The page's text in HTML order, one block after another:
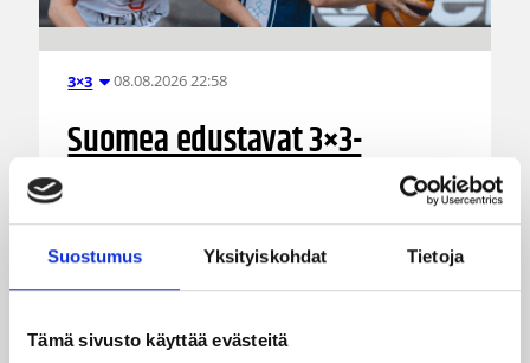
Suostumus Yksityiskohdat Tietoja
Tämä sivusto käyttää evästeitä
3×3 08.08.2026 22:58
Suomea edustavat 3×3-
joukkueet aloittivat Nordic Cup
-urakkansa Kööpenhaminassa
joukkue haastoi vastustajiaan tiukoissa
kamppailuissa, mutta jäi tällä kertaa ilman